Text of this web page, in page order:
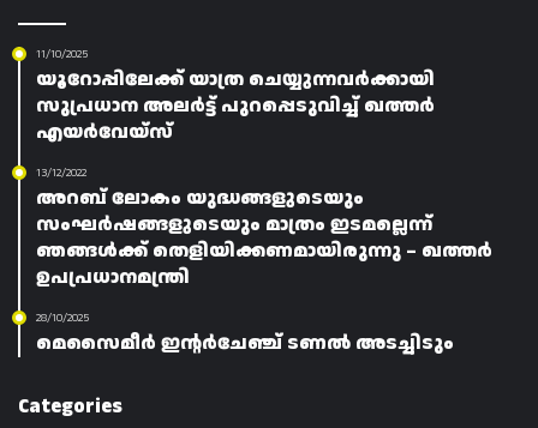
11/10/2025
യൂറോപ്പിലേക്ക് യാത്ര ചെയ്യുന്നവർക്കായി
സുപ്രധാന അലർട്ട് പുറപ്പെടുവിച്ച് ഖത്തർ
എയർവേയ്‌സ്
13/12/2022
അറബ് ലോകം യുദ്ധങ്ങളുടെയും
സംഘർഷങ്ങളുടെയും മാത്രം ഇടമല്ലെന്ന്
ഞങ്ങൾക്ക് തെളിയിക്കണമായിരുന്നു – ഖത്തർ
ഉപപ്രധാനമന്ത്രി
28/10/2025
മെസൈമീർ ഇന്റർചേഞ്ച് ടണൽ അടച്ചിടും
Categories